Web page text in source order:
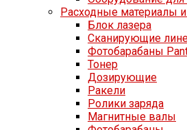
Расходные материалы
Блок лазера
Сканирующие
Фотобарабаны
Тонер
Дозирующие
Ракели
Ролики заряда
Магнитные валы